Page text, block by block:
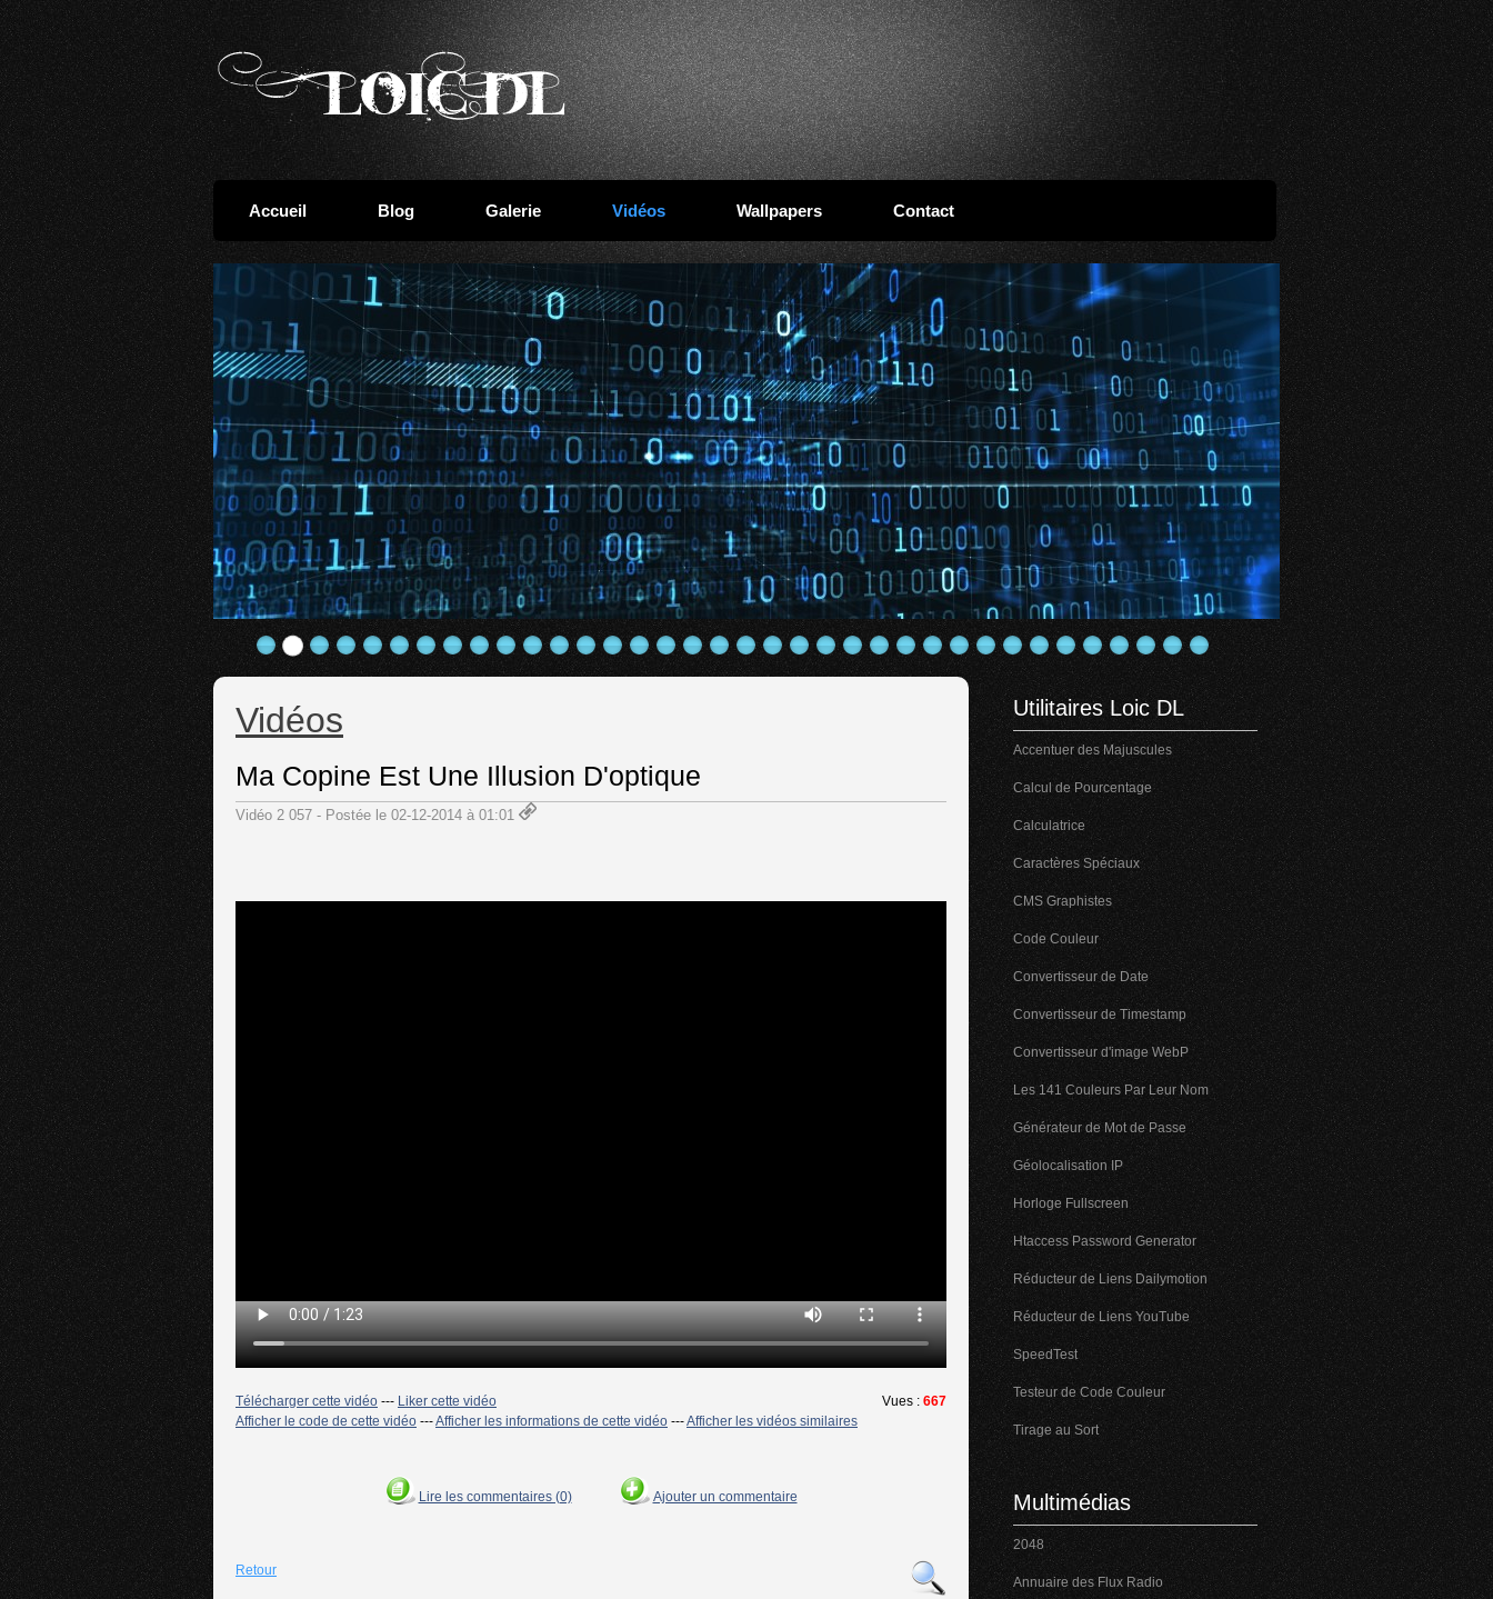
Accueil Blog Galerie Vidéos Wallpapers Contact
Vidéos
Ma Copine Est Une Illusion D'optique
Vidéo 2 057 - Postée le 02-12-2014 à 01:01
Télécharger cette vidéo --- Liker cette vidéo Vues : 667
Afficher le code de cette vidéo ---Afficher les informations de cette vidéo ---Afficher les vidéos similaires
Lire les commentaires (0) Ajouter un commentaire
Retour
Utilitaires Loic DL
Accentuer des Majuscules
Calcul de Pourcentage
Calculatrice
Caractères Spéciaux
CMS Graphistes
Code Couleur
Convertisseur de Date
Convertisseur de Timestamp
Convertisseur d'image WebP
Les 141 Couleurs Par Leur Nom
Générateur de Mot de Passe
Géolocalisation IP
Horloge Fullscreen
Htaccess Password Generator
Réducteur de Liens Dailymotion
Réducteur de Liens YouTube
SpeedTest
Testeur de Code Couleur
Tirage au Sort
Multimédias
2048
Annuaire des Flux Radio